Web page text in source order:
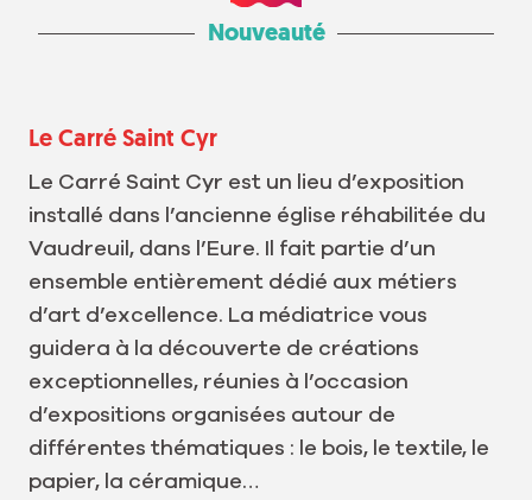
Nouveauté
Le Carré Saint Cyr
Le Carré Saint Cyr est un lieu d’exposition
installé dans l’ancienne église réhabilitée du
Vaudreuil, dans l’Eure. Il fait partie d’un
ensemble entièrement dédié aux métiers
d’art d’excellence. La médiatrice vous
guidera à la découverte de créations
exceptionnelles, réunies à l’occasion
d’expositions organisées autour de
différentes thématiques : le bois, le textile, le
papier, la céramique…